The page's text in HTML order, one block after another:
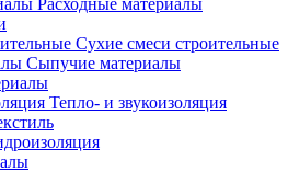
Расходные материалы
Сухие смеси строительные
Сыпучие материалы
Тепло- и звукоизоляция